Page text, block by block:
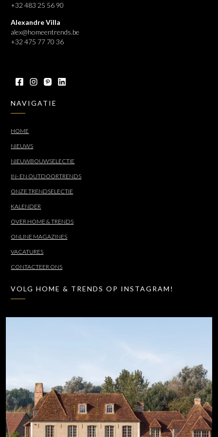
+32 483 25 56 90
Alexandre Villa
alex@homeentrends.be
+32 475 77 70 36
NAVIGATIE
HOME
NIEUWS
NIEUWBOUWSELECTIE
IN- EN OUTDOORTRENDS
ONZE TRENDSELECTIE
KALENDER
OVER HOME & TRENDS
ONLINE MAGAZINES
VACATURES
CONTACTEER ONS
VOLG HOME & TRENDS OP INSTAGRAM!